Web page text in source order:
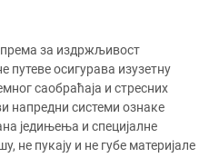
за издржљивост
путеве осигурава изузетну
саобраћаја и стресних
напредни системи ознаке
једињења и специјалне
не пукају и не губе материјале